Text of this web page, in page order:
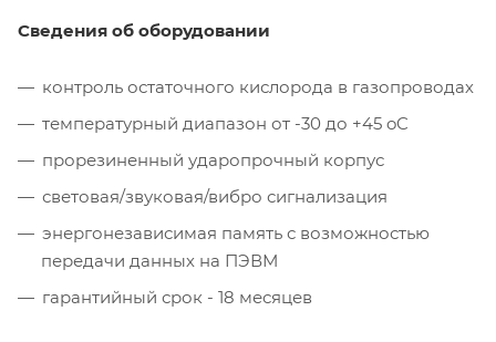
Сведения об оборудовании
контроль остаточного кислорода в газопроводах
температурный диапазон от -30 до +45 oC
прорезиненный ударопрочный корпус
световая/звуковая/вибро сигнализация
энергонезависимая память с возможностью
передачи данных на ПЭВМ
гарантийный срок - 18 месяцев